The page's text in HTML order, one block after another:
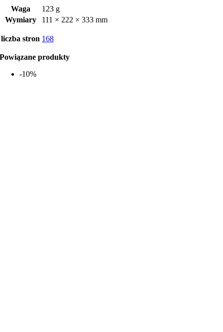
Waga
123 g
Wymiary
111 × 222 × 333 mm
liczba stron 168
Powiązane produkty
-10%